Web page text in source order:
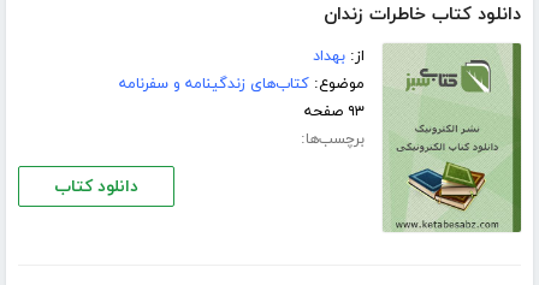
دانلود کتاب خاطرات زندان
از:بهداد
موضوع:کتاب‌های زندگینامه و سفرنامه
۹۳ صفحه
برچسب‌ها:
دانلود کتاب